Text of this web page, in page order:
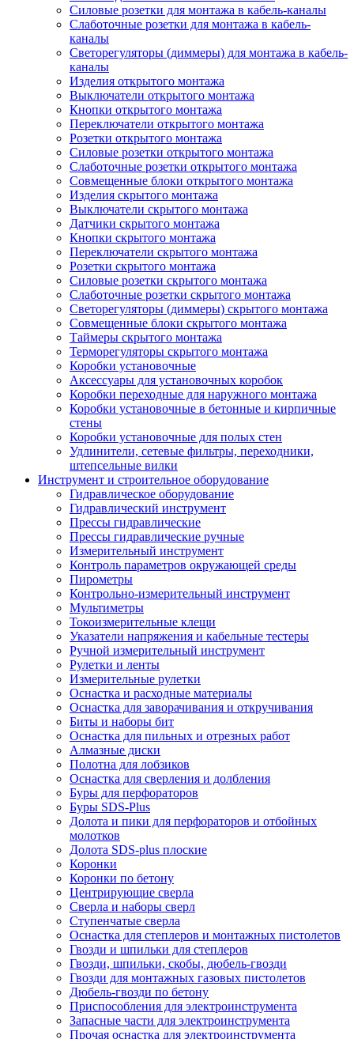
Силовые розетки для монтажа в кабель-каналы
Слаботочные розетки для монтажа в кабель-
каналы
Светорегуляторы (диммеры) для монтажа в кабель-
каналы
Изделия открытого монтажа
Выключатели открытого монтажа
Кнопки открытого монтажа
Переключатели открытого монтажа
Розетки открытого монтажа
Силовые розетки открытого монтажа
Слаботочные розетки открытого монтажа
Совмещенные блоки открытого монтажа
Изделия скрытого монтажа
Выключатели скрытого монтажа
Датчики скрытого монтажа
Кнопки скрытого монтажа
Переключатели скрытого монтажа
Розетки скрытого монтажа
Силовые розетки скрытого монтажа
Слаботочные розетки скрытого монтажа
Светорегуляторы (диммеры) скрытого монтажа
Совмещенные блоки скрытого монтажа
Таймеры скрытого монтажа
Терморегуляторы скрытого монтажа
Коробки установочные
Аксессуары для установочных коробок
Коробки переходные для наружного монтажа
Коробки установочные в бетонные и кирпичные
стены
Коробки установочные для полых стен
Удлинители, сетевые фильтры, переходники,
штепсельные вилки
Инструмент и строительное оборудование
Гидравлическое оборудование
Гидравлический инструмент
Прессы гидравлические
Прессы гидравлические ручные
Измерительный инструмент
Контроль параметров окружающей среды
Пирометры
Контрольно-измерительный инструмент
Мультиметры
Токоизмерительные клещи
Указатели напряжения и кабельные тестеры
Ручной измерительный инструмент
Рулетки и ленты
Измерительные рулетки
Оснастка и расходные материалы
Оснастка для заворачивания и откручивания
Биты и наборы бит
Оснастка для пильных и отрезных работ
Алмазные диски
Полотна для лобзиков
Оснастка для сверления и долбления
Буры для перфораторов
Буры SDS-Plus
Долота и пики для перфораторов и отбойных
молотков
Долота SDS-plus плоские
Коронки
Коронки по бетону
Центрирующие сверла
Сверла и наборы сверл
Ступенчатые сверла
Оснастка для степлеров и монтажных пистолетов
Гвозди и шпильки для степлеров
Гвозди, шпильки, скобы, дюбель-гвозди
Гвозди для монтажных газовых пистолетов
Дюбель-гвозди по бетону
Приспособления для электроинструмента
Запасные части для электроинструмента
Прочая оснастка для электроинструмента